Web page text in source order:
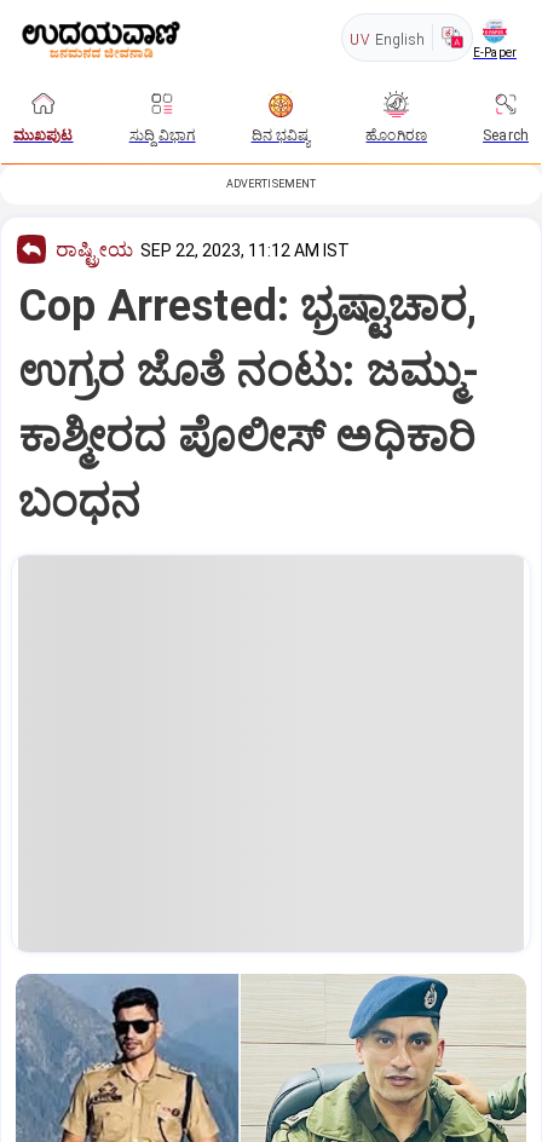
UV English
E-Paper
ಮುಖಪುಟ ಸುದ್ದಿ ವಿಭಾಗ ದಿನ ಭವಿಷ್ಯ ಹೊಂಗಿರಣ Search
ADVERTISEMENT
ರಾಷ್ಟ್ರೀಯ SEP 22, 2023, 11:12 AM IST
Cop Arrested: ಭ್ರಷ್ಟಾಚಾರ,
ಉಗ್ರರ ಜೊತೆ ನಂಟು: ಜಮ್ಮು-
ಕಾಶ್ಮೀರದ ಪೊಲೀಸ್ ಅಧಿಕಾರಿ
ಬಂಧನ